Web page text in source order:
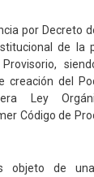
por Decreto
de la
creación del
Ley
Código de
objeto de una